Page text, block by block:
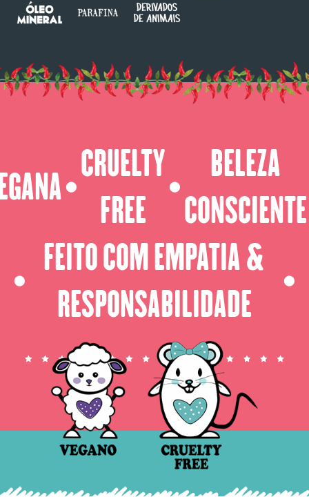
⬤
CRUELTY
FREE
⬤
BELEZA
CONSCIENTE
⬤
FEITO COM EMPATIA &
RESPONSABILIDADE
⬤